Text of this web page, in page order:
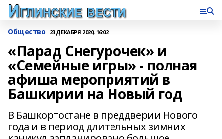
Общество 23 ДЕКАБРЯ 2020, 16:02
«Парад Снегурочек» и
«Семейные игры» - полная
афиша мероприятий в
Башкирии на Новый год
В Башкортостане в преддверии Нового
года и в период длительных зимних